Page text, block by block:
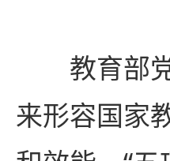
教育部党
来形容国家